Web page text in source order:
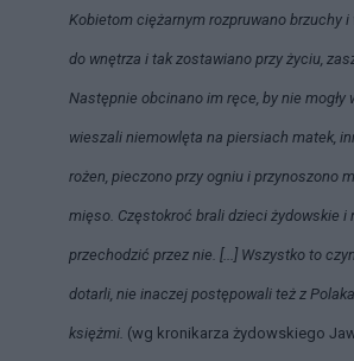
Kobietom ciężarnym rozpruwano brzuchy
do wnętrza i tak zostawiano przy życiu,
Następnie obcinano im ręce, by nie mogły
wieszali niemowlęta na piersiach matek,
rożen, pieczono przy ogniu i przynoszono
mięso. Częstokroć brali dzieci żydowskie i
przechodzić przez nie. [...] Wszystko to
dotarli, nie inaczej postępowali też z
księżmi. (wg kronikarza żydowskiego